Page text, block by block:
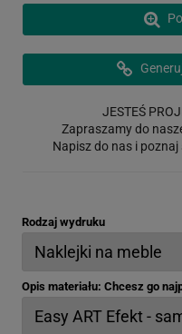
JESTEŚ
Zapraszamy do
Napisz do nas i poznaj
Rodzaj wydruku
Opis materiału: Chcesz go